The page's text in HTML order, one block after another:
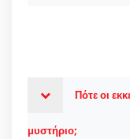
Πότε οι
μυστήριο;